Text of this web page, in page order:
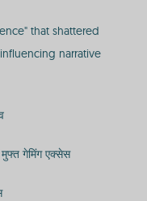
that shattered
narrative
गेमिंग एक्सेस